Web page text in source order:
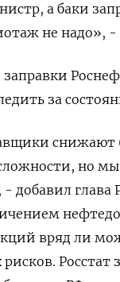
а баки
не надо»,
заправки
за
снижают
но мы
добавил глава
вряд ‌ли